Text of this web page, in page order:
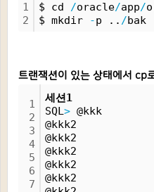
1
2
$ cd /oracle/app/
$ mkdir
-p .. /bak
트랜잭션이 있는 상태에서 cp
1
2
3
4
5
6
7
세션1
SQL> @kkk
@kkk2
@kkk2
@kkk2
@kkk2
@kkk2